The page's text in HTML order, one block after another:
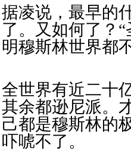
据凌说，最早的
了。又如何了？
明穆斯林世界都
全世界有近二十
其余都逊尼派。
己都是穆斯林的
吓唬不了。